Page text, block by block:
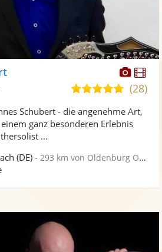
Fotos
5,0
5
(28)
Schubert - die angenehme Art,
ganz besonderen Erlebnis
...
(DE) - 293 km von Oldenburg Oldb